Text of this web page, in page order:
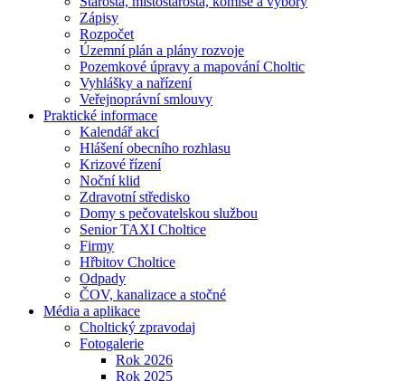
Zápisy
Rozpočet
Územní plán a plány rozvoje
Pozemkové úpravy a mapování Choltic
Vyhlášky a nařízení
Veřejnoprávní smlouvy
Praktické informace
Kalendář akcí
Hlášení obecního rozhlasu
Krizové řízení
Noční klid
Zdravotní středisko
Domy s pečovatelskou službou
Senior TAXI Choltice
Firmy
Hřbitov Choltice
Odpady
ČOV, kanalizace a stočné
Média a aplikace
Choltický zpravodaj
Fotogalerie
Rok 2026
Rok 2025